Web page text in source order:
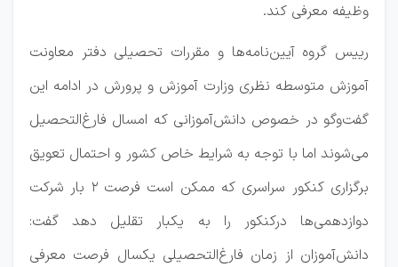
وظیفه معرفی کند.
رییس گروه آیین‌نامه‌ها و مقررات تحصیلی دفتر معاونت
آموزش متوسطه نظری وزارت آموزش و پرورش در ادامه این
گفت‌وگو در خصوص دانش‌آموزانی که امسال فارغ‌التحصیل
می‌شوند اما با توجه به شرایط خاص کشور و احتمال تعویق
برگزاری کنکور سراسری که ممکن است فرصت ۲ بار شرکت
دوازدهمی‌ها درکنکور را به یکبار تقلیل دهد گفت:
دانش‌آموزان از زمان فارغ‌التحصیلی یکسال فرصت معرفی